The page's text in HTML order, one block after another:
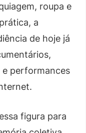
roupa e
a
de hoje já
e performances
figura para